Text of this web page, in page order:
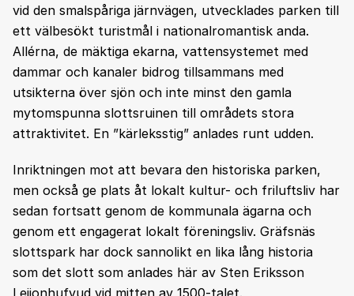
vid den smalspåriga järnvägen, utvecklades parken till
ett välbesökt turistmål i nationalromantisk anda.
Allérna, de mäktiga ekarna, vattensystemet med
dammar och kanaler bidrog tillsammans med
utsikterna över sjön och inte minst den gamla
mytomspunna slottsruinen till områdets stora
attraktivitet. En ”kärleksstig” anlades runt udden.
Inriktningen mot att bevara den historiska parken,
men också ge plats åt lokalt kultur- och friluftsliv har
sedan fortsatt genom de kommunala ägarna och
genom ett engagerat lokalt föreningsliv. Gräfsnäs
slottspark har dock sannolikt en lika lång historia
som det slott som anlades här av Sten Eriksson
Leijonhufvud vid mitten av 1500-talet.